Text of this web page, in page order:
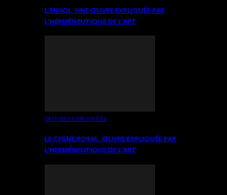
L’ENVOL, UNE ŒUVRE EXPLIQUÉE PAR
L’HERMÉNEUTIQUE DE L’ART
OEUVRES EXPLIQUÉES
LE CYGNE ROYAL. ŒUVRE EXPLIQUÉE PAR
L’HERMÉNEUTIQUE DE L’ART